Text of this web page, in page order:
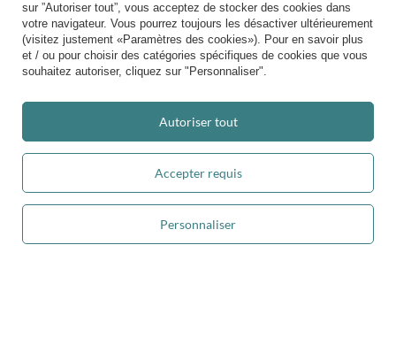
+49 32 2210 915 31 (allemand/anglais)
contact@kiddymoon.fr
Kiddymoon.fr,49 Hevea Road, DE13 0SHBurton-on-Trent
paiements sécurisés
sur ”Autoriser tout”, vous acceptez de stocker des cookies dans
votre navigateur. Vous pourrez toujours les désactiver ultérieurement
(visitez justement «Paramètres des cookies»). Pour en savoir plus
et / ou pour choisir des catégories spécifiques de cookies que vous
souhaitez autoriser, cliquez sur "Personnaliser".
Accepter requis
Personnaliser
Autoriser tout